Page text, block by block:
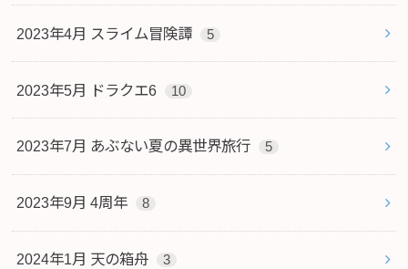
2023年4月 スライム冒険譚 5
2023年5月 ドラクエ6 10
2023年7月 あぶない夏の異世界旅行 5
2023年9月 4周年 8
2024年1月 天の箱舟 3